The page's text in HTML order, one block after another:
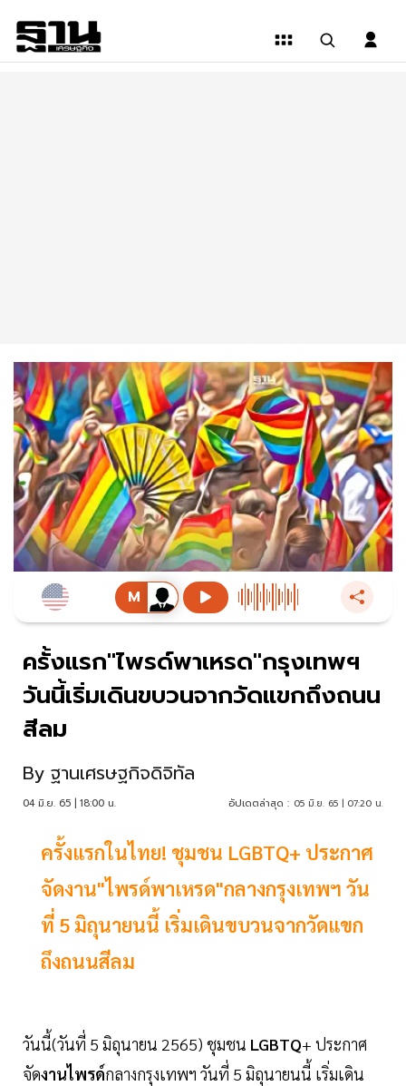
ครั้งแรก"ไพรด์พาเหรด"กรุงเทพฯ
วันนี้เริ่มเดินขบวนจากวัดแขกถึงถนน
สีลม
By ฐานเศรษฐกิจดิจิทัล
04 มิ.ย. 65 | 18:00 น. อัปเดตล่าสุด : 05 มิ.ย. 65 | 07:20 น.
ครั้งแรกในไทย! ชุมชน LGBTQ+ ประกาศ
จัดงาน"ไพรด์พาเหรด"กลางกรุงเทพฯ วัน
ที่ 5 มิถุนายนนี้ เริ่มเดินขบวนจากวัดแขก
ถึงถนนสีลม
วันนี้(วันที่ 5 มิถุนายน 2565) ชุมชน LGBTQ+ ประกาศ
จัดงานไพรด์กลางกรุงเทพฯ วันที่ 5 มิถุนายนนี้ เริ่มเดิน